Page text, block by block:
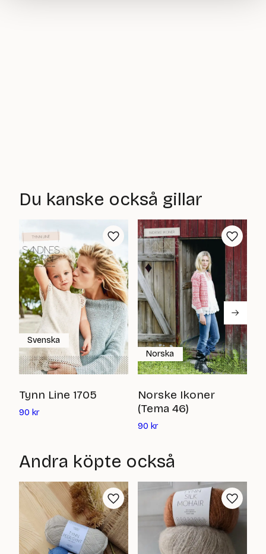
Du kanske också gillar
Tynn Line 1705
90 krDet
90
Svenska
Norske Ikoner
(Tema 46)
90 krDet
är:
Norska
Andra köpte också